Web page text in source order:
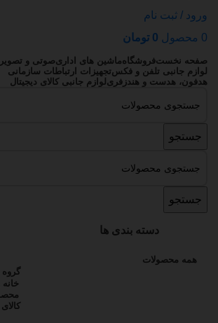
ورود / ثبت نام
0 محصول 0 تومان
صفحه نخستفروشگاهماشین های اداریصوتی و
لوازم جانبی تلفن و فکستجهیزات ارتباطات سازمانی
هدفون، هدست و هندزفری لوازم جانبی کالای دیجیتال
جستجو
جستجو
دسته بندی ها
همه محصولات
گروه